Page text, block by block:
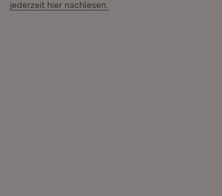
jederzeit hier nachlesen.